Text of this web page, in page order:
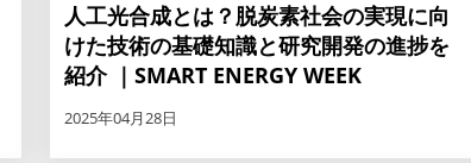
人工光合成とは？脱炭素社会の実現に向
けた技術の基礎知識と研究開発の進捗を
紹介 ｜SMART ENERGY WEEK
2025年04月28日